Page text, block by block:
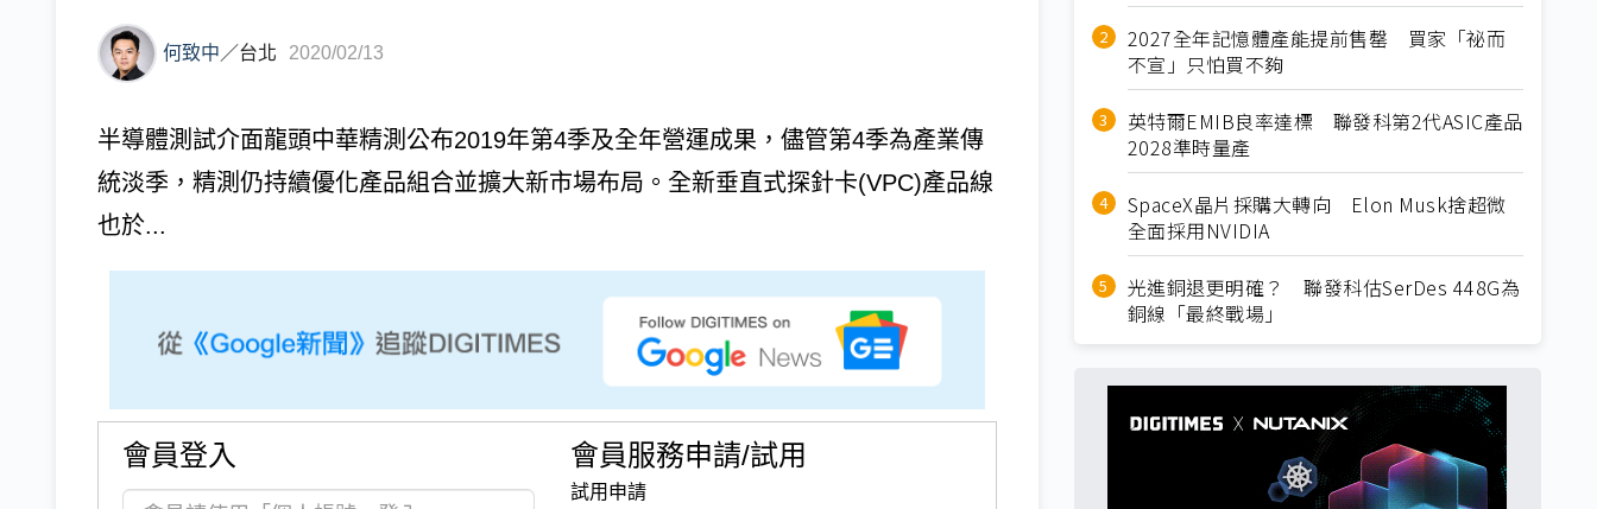
何致中 ／台北 2020/02/13
半導體測試介面龍頭中華精測公布2019年第4季及全年營運成果，儘管第4季為產業傳
統淡季，精測仍持續優化產品組合並擴大新市場布局。全新垂直式探針卡(VPC)產品線
也於...
會員登入 會員服務申請/試用
試用申請
2027全年記憶體產能提前售罄 買家「祕而
不宣」只怕買不夠
英特爾EMIB良率達標 聯發科第2代ASIC產品
2028準時量產
SpaceX晶片採購大轉向 Elon Musk捨超微
全面採用NVIDIA
光進銅退更明確？ 聯發科估SerDes 448G為
銅線「最終戰場」